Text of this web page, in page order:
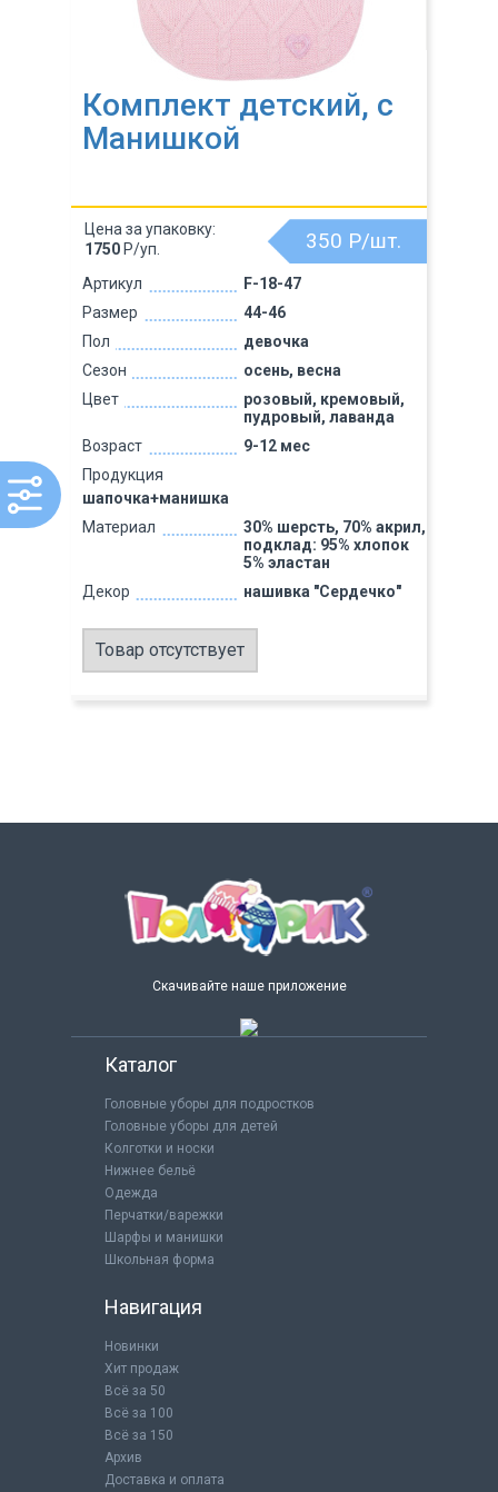
Комплект детский, с
Манишкой
Артикул
F-18-47
Размер
44-46
Пол
девочка
Сезон
осень, весна
Цвет
розовый, кремовый,
пудровый, лаванда
Возраст
9-12 мес
Продукция
шапочка+манишка
Материал
30% шерсть, 70% акрил,
подклад: 95% хлопок
5% эластан
Декор
нашивка "Сердечко"
350 Р/шт.
Цена за упаковку:
1750 Р/уп.
Товар отсутствует
Скачивайте наше приложение
Каталог
Головные уборы для подростков
Головные уборы для детей
Колготки и носки
Нижнее бельё
Одежда
Перчатки/варежки
Шарфы и манишки
Школьная форма
Навигация
Новинки
Хит продаж
Всё за 50
Всё за 100
Всё за 150
Архив
Доставка и оплата